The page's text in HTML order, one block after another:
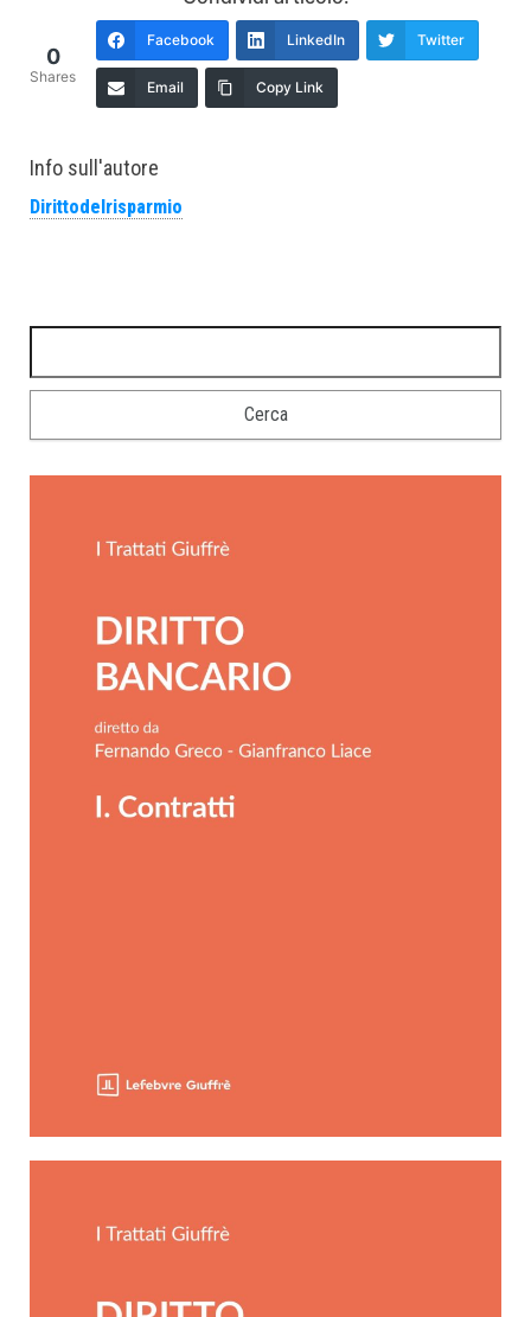
0
Shares
Facebook LinkedIn Twitter
Email Copy Link
Info sull'autore
Dirittodelrisparmio